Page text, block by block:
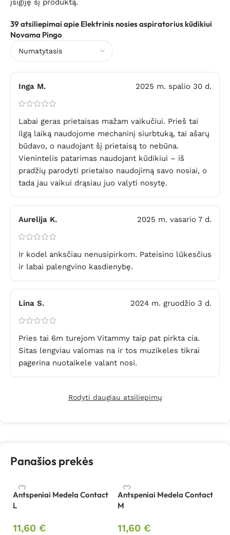
39 atsiliepimai apie Elektrinis nosies aspiratorius kūdikiui
Novama Pingo
Inga M. 2025 m. spalio 30 d.
Labai geras prietaisas mažam vaikučiui. Prieš tai
ilgą laiką naudojome mechaninį siurbtuką, tai ašarų
būdavo, o naudojant šį prietaisą to nebūna.
Vienintelis patarimas naudojant kūdikiui – iš
pradžių parodyti prietaiso naudojimą savo nosiai, o
tada jau vaikui drąsiau juo valyti nosytę.
Aurelija K. 2025 m. vasario 7 d.
Ir kodel anksčiau nenusipirkom. Pateisino lūkesčius
ir labai palengvino kasdienybę.
Lina S. 2024 m. gruodžio 3 d.
Pries tai 6m turejom Vitammy taip pat pirkta cia.
Sitas lengviau valomas na ir tos muzikeles tikrai
pagerina nuotaikele valant nosi.
Rodyti daugiau atsiliepimų
įsigiję šį produktą.
Panašios prekės
Antspeniai Medela Contact
L
11,60 €
Antspeniai Medela Contact
M
11,60 €